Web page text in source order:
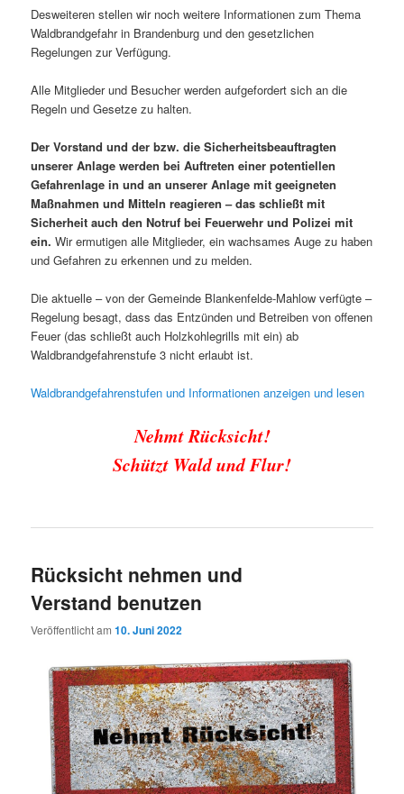
Desweiteren stellen wir noch weitere Informationen zum Thema
Waldbrandgefahr in Brandenburg und den gesetzlichen
Regelungen zur Verfügung.
Alle Mitglieder und Besucher werden aufgefordert sich an die
Regeln und Gesetze zu halten.
Der Vorstand und der bzw. die Sicherheitsbeauftragten
unserer Anlage werden bei Auftreten einer potentiellen
Gefahrenlage in und an unserer Anlage mit geeigneten
Maßnahmen und Mitteln reagieren – das schließt mit
Sicherheit auch den Notruf bei Feuerwehr und Polizei mit
ein. Wir ermutigen alle Mitglieder, ein wachsames Auge zu haben
und Gefahren zu erkennen und zu melden.
Die aktuelle – von der Gemeinde Blankenfelde-Mahlow verfügte –
Regelung besagt, dass das Entzünden und Betreiben von offenen
Feuer (das schließt auch Holzkohlegrills mit ein) ab
Waldbrandgefahrenstufe 3 nicht erlaubt ist.
Waldbrandgefahrenstufen und Informationen anzeigen und lesen
Nehmt Rücksicht!
Schützt Wald und Flur!
Rücksicht nehmen und
Verstand benutzen
Veröffentlicht am10. Juni 2022